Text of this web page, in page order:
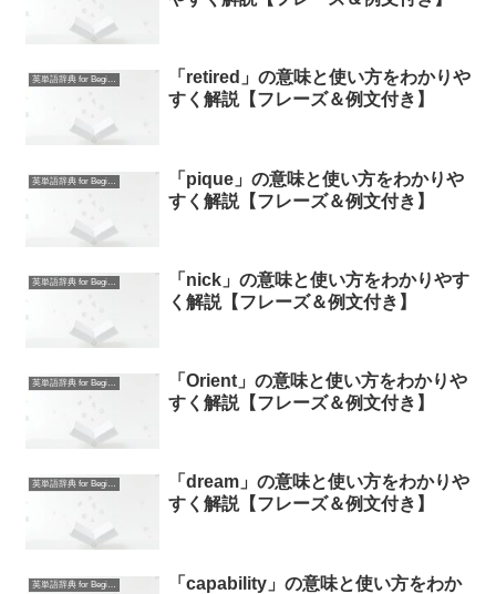
英単語辞典 for Beginners
「retired」の意味と使い方をわかりや
すく解説【フレーズ＆例文付き】
英単語辞典 for Beginners
「pique」の意味と使い方をわかりや
すく解説【フレーズ＆例文付き】
英単語辞典 for Beginners
「nick」の意味と使い方をわかりやす
く解説【フレーズ＆例文付き】
英単語辞典 for Beginners
「Orient」の意味と使い方をわかりや
すく解説【フレーズ＆例文付き】
英単語辞典 for Beginners
「dream」の意味と使い方をわかりや
すく解説【フレーズ＆例文付き】
英単語辞典 for Beginners
「capability」の意味と使い方をわか